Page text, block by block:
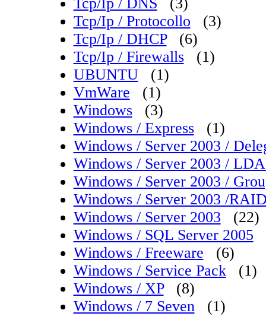
Tcp/Ip / Protocollo
(3)
Tcp/Ip / DHCP
(6)
Tcp/Ip / Firewalls
(1)
UBUNTU
(1)
VmWare
(1)
Windows
(3)
Windows / Express
(1)
Windows / Server 2003 /
Windows / Server 2003 /
Windows / Server 2003 /
Windows / Server 2003 /
Windows / Server 2003
(22)
Windows / SQL Server 2005
Windows / Freeware
(6)
Windows / Service Pack
(1)
Windows / XP
(8)
Windows / 7 Seven
(1)